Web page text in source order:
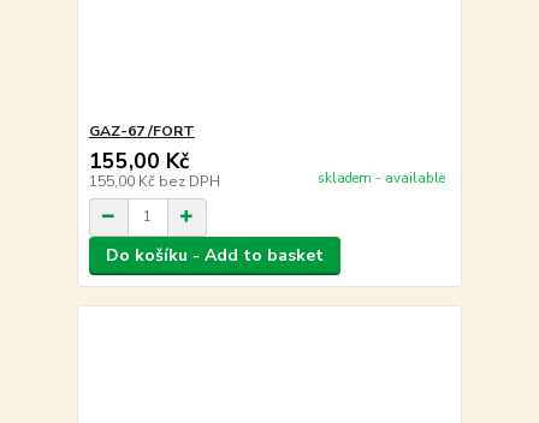
GAZ-67 /FORT
155,00 Kč
155,00 Kč bez DPH skladem - available
Do košíku - Add to basket